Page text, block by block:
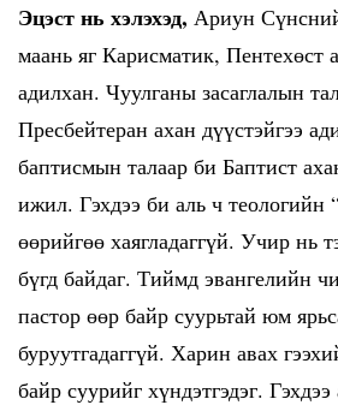
Эцэст нь хэлэхэд, Ариун
маань яг Карисматик, Пентехөст
адилхан. Чуулганы засаглалын
Пресбейтеран ахан дүүстэйгээ
баптисмын талаар би Баптист
ижил. Гэхдээ би аль ч теологийн
өөрийгөө хаягладаггүй. Учир нь
бүгд байдаг. Тиймд эвангелийн
пастор өөр байр суурьтай юм
буруутгадаггүй. Харин авах
байр суурийг хүндэтгэдэг.